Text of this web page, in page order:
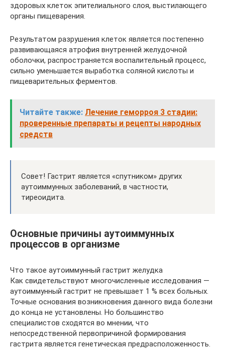
здоровых клеток эпителиального слоя, выстилающего
органы пищеварения.
Результатом разрушения клеток является постепенно
развивающаяся атрофия внутренней желудочной
оболочки, распространяется воспалительный процесс,
сильно уменьшается выработка соляной кислоты и
пищеварительных ферментов.
Читайте также: Лечение геморроя 3 стадии:
проверенные препараты и рецепты народных
средств
Совет! Гастрит является «спутником» других
аутоиммунных заболеваний, в частности,
тиреоидита.
Основные причины аутоиммунных
процессов в организме
Что такое аутоиммунный гастрит желудка
Как свидетельствуют многочисленные исследования —
аутоиммунный гастрит не превышает 1 % всех больных.
Точные основания возникновения данного вида болезни
до конца не установлены. Но большинство
специалистов сходятся во мнении, что
непосредственной первопричиной формирования
гастрита является генетическая предрасположенность.